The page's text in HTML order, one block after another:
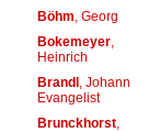
Böhm , Georg
Bokemeyer,
Heinrich
Brandl, Johann
Evangelist
Brunckhorst,